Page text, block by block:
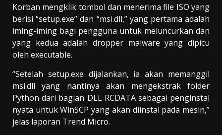
Korban mengklik tombol dan menerima file ISO yang
berisi “setup.exe” dan “msi.dll,” yang pertama adalah
iming-iming bagi pengguna untuk meluncurkan dan
yang kedua adalah dropper malware yang dipicu
oleh executable.
“Setelah setup.exe dijalankan, ia akan memanggil
msi.dll yang nantinya akan mengekstrak folder
Python dari bagian DLL RCDATA sebagai penginstal
nyata untuk WinSCP yang akan diinstal pada mesin,”
jelas laporan Trend Micro.